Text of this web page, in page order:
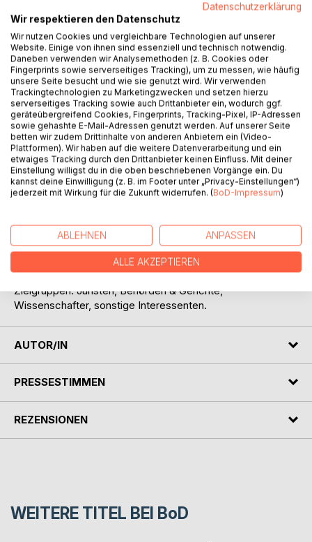
Die liechtensteinische Gesetzessammlung zum
Gesellschaftsrecht enthält folgende Gesetze:
Personen- und Gesellschaftsrecht (PGR)
mit besonderer Untergliederung in:
Allgemeine Vorschriften
Aktienrecht (AktR)
GmbH-Recht (GmbH)
Anstaltsrecht (AnstR)
Stiftungsrecht (StiG)
Schlussabteilung zum PGR (SchlT)
Verordnung zum PGR (PGV)
Zielgruppen: Juristen, Behörden & Gerichte,
Wissenschafter, sonstige Interessenten.
AUTOR/IN
PRESSESTIMMEN
REZENSIONEN
WEITERE TITEL BEI BoD
Datenschutzerklärung
Wir respektieren den Datenschutz
Wir nutzen Cookies und vergleichbare Technologien auf unserer
Website. Einige von ihnen sind essenziell und technisch notwendig.
Daneben verwenden wir Analysemethoden (z. B. Cookies oder
Fingerprints sowie serverseitiges Tracking), um zu messen, wie häufig
unsere Seite besucht und wie sie genutzt wird. Wir verwenden
Trackingtechnologien zu Marketingzwecken und setzen hierzu
serverseitiges Tracking sowie auch Drittanbieter ein, wodurch ggf.
geräteübergreifend Cookies, Fingerprints, Tracking-Pixel, IP-Adressen
sowie gehashte E-Mail-Adressen genutzt werden. Auf unserer Seite
betten wir zudem Drittinhalte von anderen Anbietern ein (Video-
Plattformen). Wir haben auf die weitere Datenverarbeitung und ein
etwaiges Tracking durch den Drittanbieter keinen Einfluss. Mit deiner
Einstellung willigst du in die oben beschriebenen Vorgänge ein. Du
kannst deine Einwilligung (z. B. im Footer unter „Privacy-Einstellungen“)
jederzeit mit Wirkung für die Zukunft widerrufen. (BoD-Impressum)
ABLEHNEN ANPASSEN
ALLE AKZEPTIEREN